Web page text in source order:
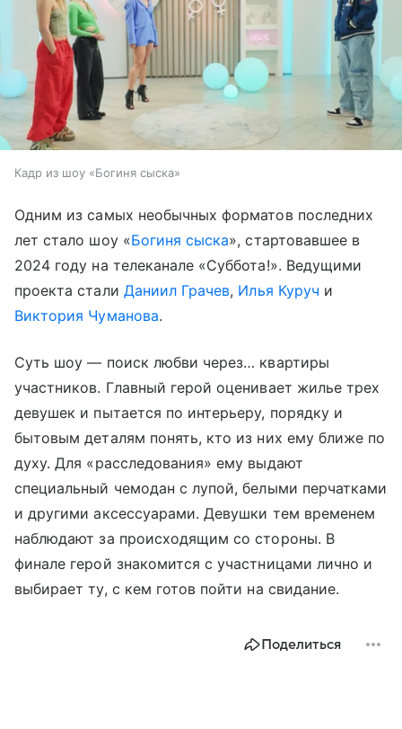
Кадр из шоу «Богиня сыска»
Одним из самых необычных форматов последних
лет стало шоу «Богиня сыска», стартовавшее в
2024 году на телеканале «Суббота!». Ведущими
проекта стали Даниил Грачев, Илья Куруч и
Виктория Чуманова.
Суть шоу — поиск любви через… квартиры
участников. Главный герой оценивает жилье трех
девушек и пытается по интерьеру, порядку и
бытовым деталям понять, кто из них ему ближе по
духу. Для «расследования» ему выдают
специальный чемодан с лупой, белыми перчатками
и другими аксессуарами. Девушки тем временем
наблюдают за происходящим со стороны. В
финале герой знакомится с участницами лично и
выбирает ту, с кем готов пойти на свидание.
Поделиться